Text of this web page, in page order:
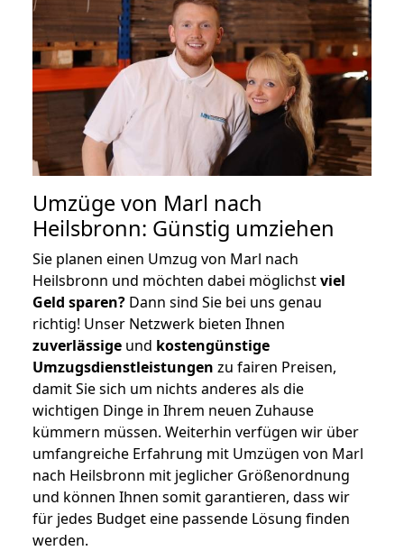
Umzüge von Marl nach
Heilsbronn: Günstig umziehen
Sie planen einen Umzug von Marl nach
Heilsbronn und möchten dabei möglichstviel
Geld sparen? Dann sind Sie bei uns genau
richtig! Unser Netzwerk bieten Ihnen
zuverlässige und kostengünstige
Umzugsdienstleistungen zu fairen Preisen,
damit Sie sich um nichts anderes als die
wichtigen Dinge in Ihrem neuen Zuhause
kümmern müssen. Weiterhin verfügen wir über
umfangreiche Erfahrung mit Umzügen von Marl
nach Heilsbronn mit jeglicher Größenordnung
und können Ihnen somit garantieren, dass wir
für jedes Budget eine passende Lösung finden
werden.